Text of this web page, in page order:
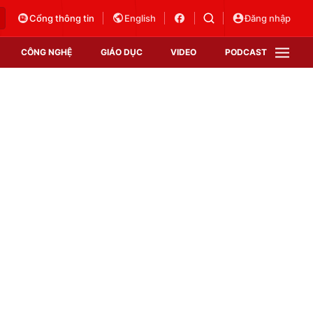
Cổng thông tin English Đăng nhập
CÔNG NGHỆ GIÁO DỤC VIDEO PODCAST